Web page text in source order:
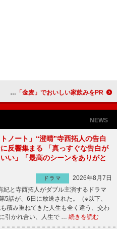
柳楽優弥、つまみは「自家製みそにキュウリを付けて」 黒木華と「金麦」でおいしい家飲みをPR
NEWS
トノート」“澄晴”寺西拓人の告白
反響集まる 「真っすぐな告白が
い」「最高のシーンをありがと
ドラマ
2026年8月7日
と寺西拓人がダブル主演するドラマ
5話が、6日に放送された。（※以下、
積み重ねてきた人生も全く違う、交わ
引かれ合い、人生で … 続きを読む